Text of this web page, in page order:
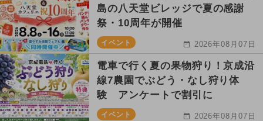
島の八天堂ビレッジで夏の感謝
祭・10周年が開催
イベント 2026年08月07日
電車で行く夏の果物狩り！京成沿
線7農園でぶどう・なし狩り体
験 アンケートで割引に
イベント 2026年08月07日